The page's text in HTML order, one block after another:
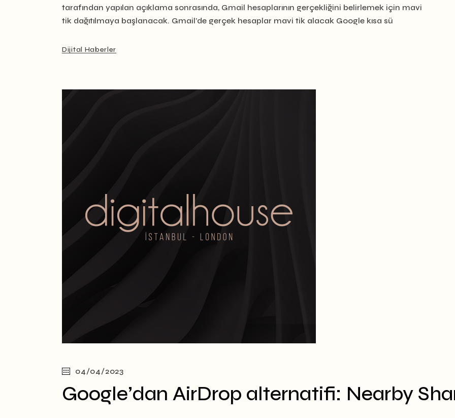
tarafından yapılan açıklama sonrasında, Gmail hesaplarının gerçekliğini belirlemek için mavi
tik dağıtılmaya başlanacak. Gmail’de gerçek hesaplar mavi tik alacak Google kısa sü
Dijital Haberler
04/04/2023
Google’dan AirDrop alternatifi: Nearby